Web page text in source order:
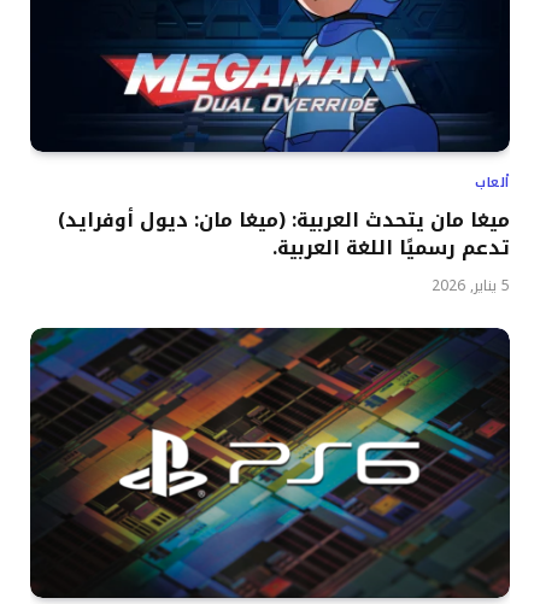
ألعاب
ميغا مان يتحدث العربية: (ميغا مان: ديول أوفرايد)
تدعم رسميًا اللغة العربية.
5 يناير, 2026